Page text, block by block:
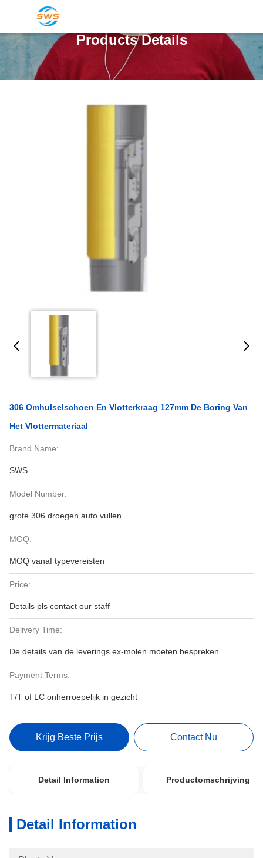
Products Details
306 Omhulselschoen En Vlotterkraag 127mm De Boring Van
Het Vlottermateriaal
Brand Name:
SWS
Model Number:
grote 306 droegen auto vullen
MOQ:
MOQ vanaf typevereisten
Price:
Details pls contact our staff
Delivery Time:
De details van de leverings ex-molen moeten bespreken
Payment Terms:
T/T of LC onherroepelijk in gezicht
Krijg Beste Prijs Contact Nu
Detail Information Productomschrijving
Detail Information